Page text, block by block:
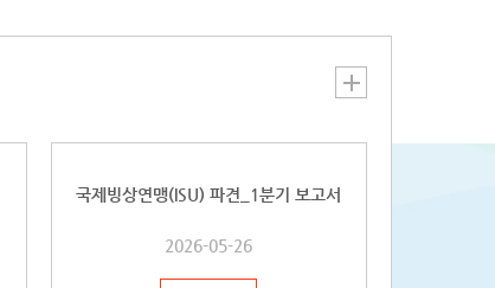
국제빙상연맹(ISU) 파견_1분기 보고서
2026-05-26